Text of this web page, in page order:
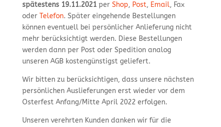
spätestens 19.11.2021per Shop, Post, Email, Fax
oder Telefon. Später eingehende Bestellungen
können eventuell bei persönlicher Anlieferung nicht
mehr berücksichtigt werden. Diese Bestellungen
werden dann per Post oder Spedition analog
unseren AGB kostengünstigst geliefert.
Wir bitten zu berücksichtigen, dass unsere nächsten
persönlichen Auslieferungen erst wieder vor dem
Osterfest Anfang/Mitte April 2022 erfolgen.
Unseren verehrten Kunden danken wir für die